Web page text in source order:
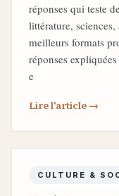
réponses qui teste
littérature,
meilleurs formats
réponses
e
Lire l'article →
CULTURE &